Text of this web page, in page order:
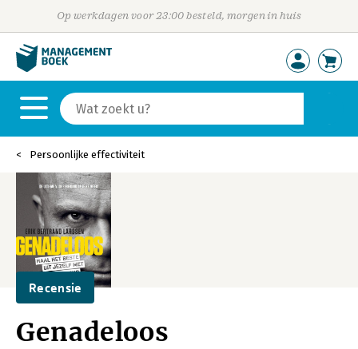
Op werkdagen voor 23:00 besteld, morgen in huis
Persoonlijke effectiviteit
Recensie
Genadeloos